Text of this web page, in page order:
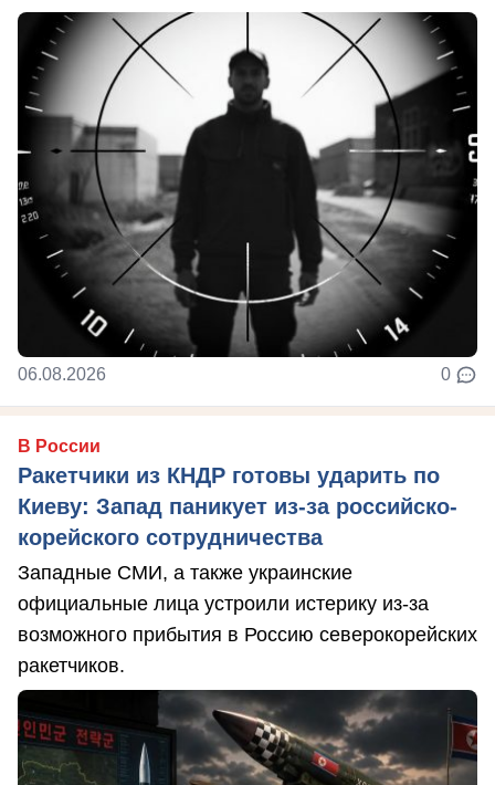
06.08.2026 0
В России
Ракетчики из КНДР готовы ударить по
Киеву: Запад паникует из-за российско-
корейского сотрудничества
Западные СМИ, а также украинские
официальные лица устроили истерику из-за
возможного прибытия в Россию северокорейских
ракетчиков.